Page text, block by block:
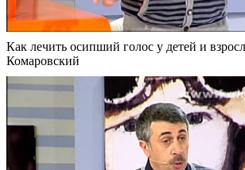
Как лечить осипший голос у детей и
Комаровский